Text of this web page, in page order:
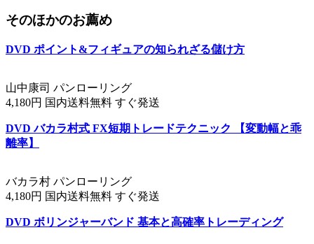
そのほかのお薦め
DVD ポイント&フィギュアの知られざる儲け方
山中康司 パンローリング
4,180円 国内送料無料 すぐ発送
DVD バカラ村式 FX短期トレードテクニック 【変動幅と乖
離率】
バカラ村 パンローリング
4,180円 国内送料無料 すぐ発送
DVD ボリンジャーバンド 基本と高確率トレーディング